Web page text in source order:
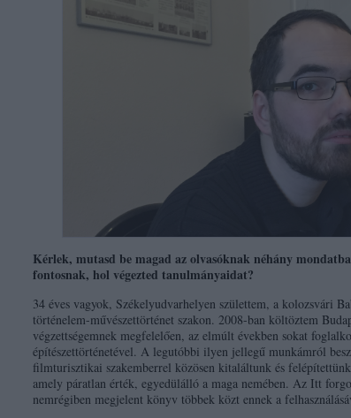
Kérlek, mutasd be magad az olvasóknak néhány
fontosnak, hol végezted tanulmányaidat?
34 éves vagyok, Székelyudvarhelyen születtem, a kolozsvári
történelem-művészettörténet szakon. 2008-ban költöztem
végzettségemnek megfelelően, az elmúlt években sokat
építészettörténetével. A legutóbbi ilyen jellegű munkámról
filmturisztikai szakemberrel közösen kitaláltunk és
amely páratlan érték, egyedülálló a maga nemében. Az Itt
nemrégiben megjelent könyv többek közt ennek a